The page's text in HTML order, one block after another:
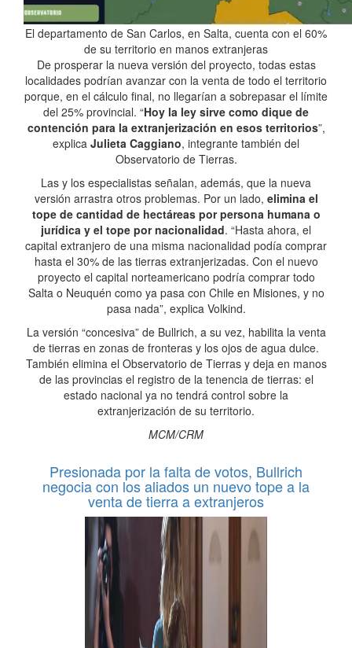
El departamento de San Carlos, en Salta, cuenta con el 60%
de su territorio en manos extranjeras
De prosperar la nueva versión del proyecto, todas estas
localidades podrían avanzar con la venta de todo el territorio
porque, en el cálculo final, no llegarían a sobrepasar el límite
del 25% provincial. “Hoy la ley sirve como dique de
contención para la extranjerización en esos territorios”,
explica Julieta Caggiano, integrante también del
Observatorio de Tierras.
Las y los especialistas señalan, además, que la nueva
versión arrastra otros problemas. Por un lado, elimina el
tope de cantidad de hectáreas por persona humana o
jurídica y el tope por nacionalidad. “Hasta ahora, el
capital extranjero de una misma nacionalidad podía comprar
hasta el 30% de las tierras extranjerizadas. Con el nuevo
proyecto el capital norteamericano podría comprar todo
Salta o Neuquén como ya pasa con Chile en Misiones, y no
pasa nada”, explica Volkind.
La versión “concesiva” de Bullrich, a su vez, habilita la venta
de tierras en zonas de fronteras y los ojos de agua dulce.
También elimina el Observatorio de Tierras y deja en manos
de las provincias el registro de la tenencia de tierras: el
estado nacional ya no tendrá control sobre la
extranjerización de su territorio.
MCM/CRM
Presionada por la falta de votos, Bullrich
negocia con los aliados un nuevo tope a la
venta de tierra a extranjeros